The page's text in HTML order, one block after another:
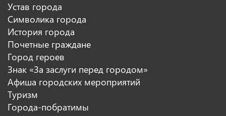
Устав города
Символика города
История города
Почетные граждане
Город героев
Знак «За заслуги перед городом»
Афиша городских мероприятий
Туризм
Города-побратимы